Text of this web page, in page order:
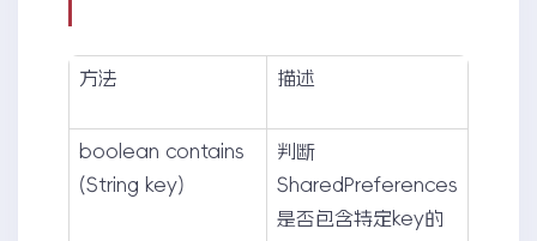
方法 描述
boolean contains
(String key)
判断
SharedPreferences
是否包含特定key的